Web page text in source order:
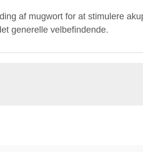
af mugwort for at stimulere
generelle velbefindende.